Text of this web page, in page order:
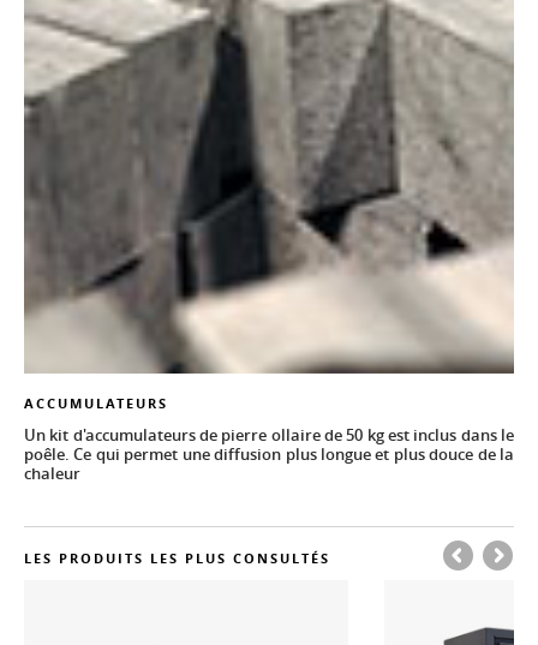
ACCUMULATEURS
Un kit d'accumulateurs de pierre ollaire de 50 kg est inclus dans le
poêle. Ce qui permet une diffusion plus longue et plus douce de la
chaleur
LES PRODUITS LES PLUS CONSULTÉS